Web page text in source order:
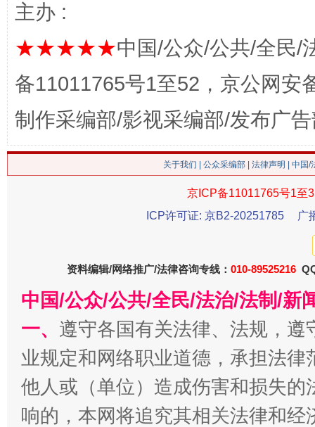
今
习近平的博鳌关键词
魏明亮
主办 :
★★★★★中国/公众/公共/全民/
备11011765号1至52，京公网安
制作采编部/影视采编部/发布广
关于我们 公众采编部 法律声明 | 中国
京ICP备11011765号1至
ICP许可证: 京B2-20251785
广
资料编辑/网络推广/法律咨询专线： 010-89525216
中国/公众/公共/全民/法治/法制/新
一、 遵守各国有关法律、法规，
业规定和网络职业道德，承担法
他人或（单位）造成伤害和损失
响的，本网将追究其相关法律和